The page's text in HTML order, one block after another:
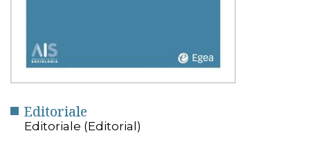
Editoriale
Editoriale (Editorial)